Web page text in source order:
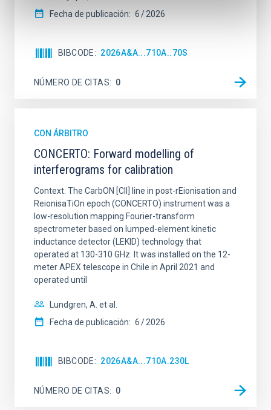
Fecha de publicación: 6 2026
BIBCODE 2026A&A...710A..70S
NÚMERO DE CITAS 0
CON ÁRBITRO
CONCERTO: Forward modelling of
interferograms for calibration
Context. The CarbON [CII] line in post-rEionisation and
ReionisaTiOn epoch (CONCERTO) instrument was a
low-resolution mapping Fourier-transform
spectrometer based on lumped-element kinetic
inductance detector (LEKID) technology that
operated at 130-310 GHz. It was installed on the 12-
meter APEX telescope in Chile in April 2021 and
operated until
Lundgren, A. et al.
Fecha de publicación: 6 2026
BIBCODE 2026A&A...710A.230L
NÚMERO DE CITAS 0